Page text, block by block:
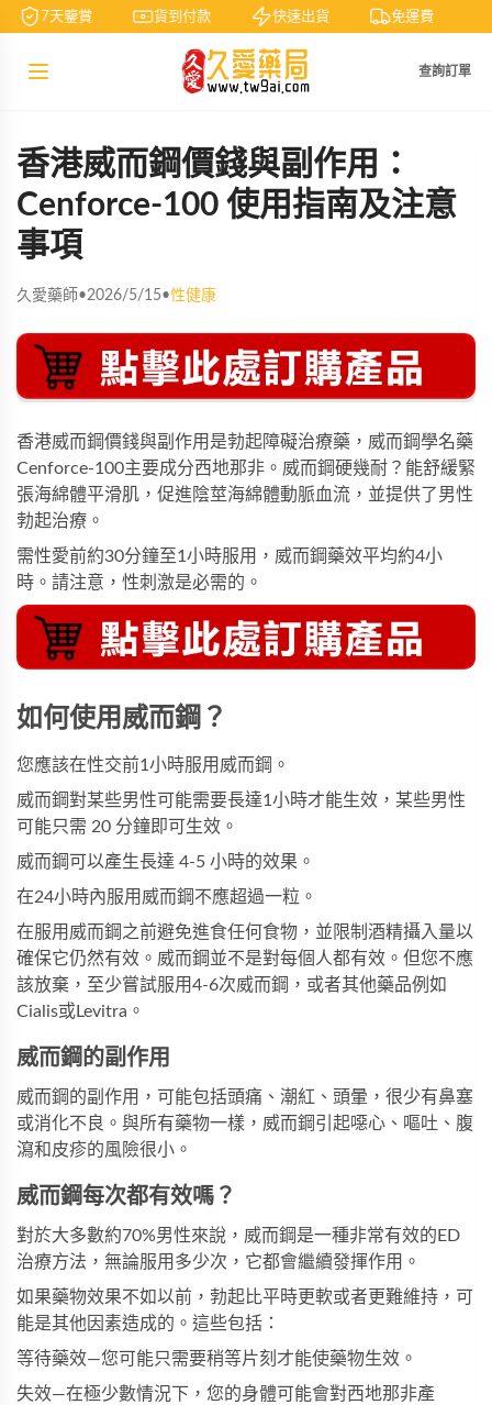
7天鑒賞 貨到付款 快速出貨 免運費
查詢訂單
香港威而鋼價錢與副作用：
Cenforce-100 使用指南及注意
事項
久愛藥師•2026/5/15•性健康
香港威而鋼價錢與副作用是勃起障礙治療藥， 威而鋼學名藥
Cenforce-100主要成分西地那非。威而鋼硬幾耐？能舒緩緊
張海綿體平滑肌，促進陰莖海綿體動脈血流，並提供了男性
勃起治療。
需性愛前約30分鐘至1小時服用，威而鋼藥效平均約4小
時。請注意，性刺激是必需的。
如何使用威而鋼？
您應該在性交前1小時服用威而鋼。
威而鋼對某些男性可能需要長達1小時才能生效，某些男性
可能只需 20 分鐘即可生效。
威而鋼可以產生長達 4-5 小時的效果。
在24小時內服用威而鋼不應超過一粒。
在服用威而鋼之前避免進食任何食物，並限制酒精攝入量以
確保它仍然有效。威而鋼並不是對每個人都有效。但您不應
該放棄，至少嘗試服用4-6次威而鋼，或者其他藥品例如
Cialis或Levitra。
威而鋼的副作用
威而鋼的副作用，可能包括頭痛、潮紅、頭暈，很少有鼻塞
或消化不良。與所有藥物一樣，威而鋼引起噁心、嘔吐、腹
瀉和皮疹的風險很小。
威而鋼每次都有效嗎？
對於大多數約70%男性來說，威而鋼是一種非常有效的ED
治療方法，無論服用多少次，它都會繼續發揮作用。
如果藥物效果不如以前，勃起比平時更軟或者更難維持，可
能是其他因素造成的。這些包括：
等待藥效—您可能只需要稍等片刻才能使藥物生效。
失效—在極少數情況下，您的身體可能會對西地那非產